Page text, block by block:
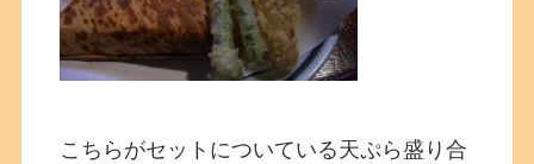
こちらがセットについている天ぷら盛り合